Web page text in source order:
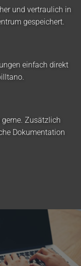
und vertraulich in
gespeichert.
einfach direkt
gerne. Zusätzlich
Dokumentation